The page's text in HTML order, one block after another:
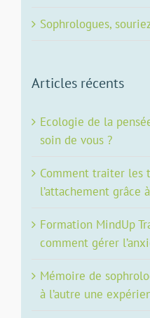
Sophrologues,
Articles récents
Ecologie de la
soin de vous ?
Comment traiter les
l’attachement grâce
Formation MindUp
comment gérer
Mémoire de
à l’autre une